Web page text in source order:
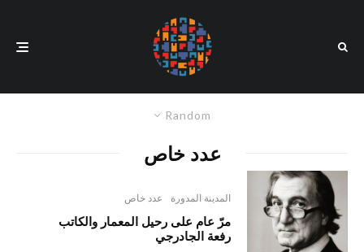
Random
عدد خاص
المدينة المدورة عدد خاص
مرّ عام على رحيل المعمار والكاتب
رفعة الجادرجي